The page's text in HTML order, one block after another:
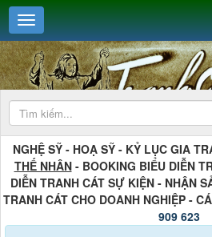
NGHỆ SỸ - HOẠ SỸ - KỶ LỤC GIA
THẾ NHÂN- BOOKING BIỂU DIỄN
DIỄN TRANH CÁT SỰ KIỆN - NHẬN
TRANH CÁT CHO DOANH NGHIỆP -
909 623